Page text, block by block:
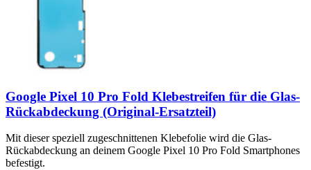
Google Pixel 10 Pro Fold Klebestreifen für die Glas-
Rückabdeckung (Original-Ersatzteil)
Mit dieser speziell zugeschnittenen Klebefolie wird die Glas-
Rückabdeckung an deinem Google Pixel 10 Pro Fold Smartphones
befestigt.